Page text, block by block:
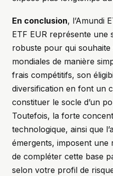
En conclusion, l’Amundi
ETF EUR représente une
robuste pour qui souhaite
mondiales de manière
frais compétitifs, son
diversification en font un
constituer le socle d’un
Toutefois, la forte
technologique, ainsi que
émergents, imposent une
de compléter cette base
selon votre profil de